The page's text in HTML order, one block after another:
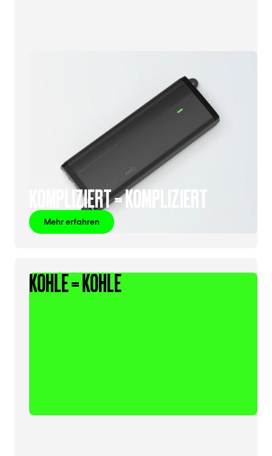
KOMPLIZIERT = KOMPLIZIERT
Mehr erfahren
KOHLE = KOHLE